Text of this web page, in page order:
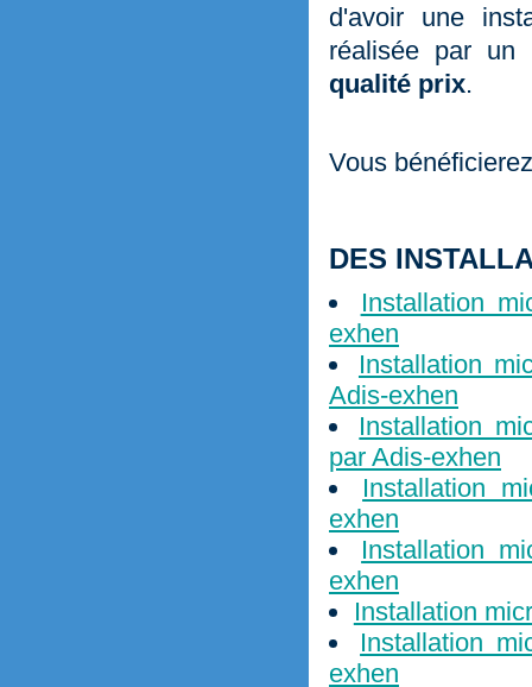
d'avoir une
réalisée par
qualité prix.
Vous
DES
Installation
exhen
Installation
Adis-exhen
Installation
par Adis-exhen
Installation
exhen
Installation
exhen
Installation
Installation
exhen